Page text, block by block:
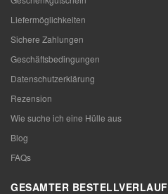
Liefermöglichkeiten
Sichere Zahlungen
Geschäftsbedingungen
Datenschutzerklärung
Rezension
Wie suche ich eine Hülle aus
Blog
FAQs
GESAMTER BESTELLVERLAUF